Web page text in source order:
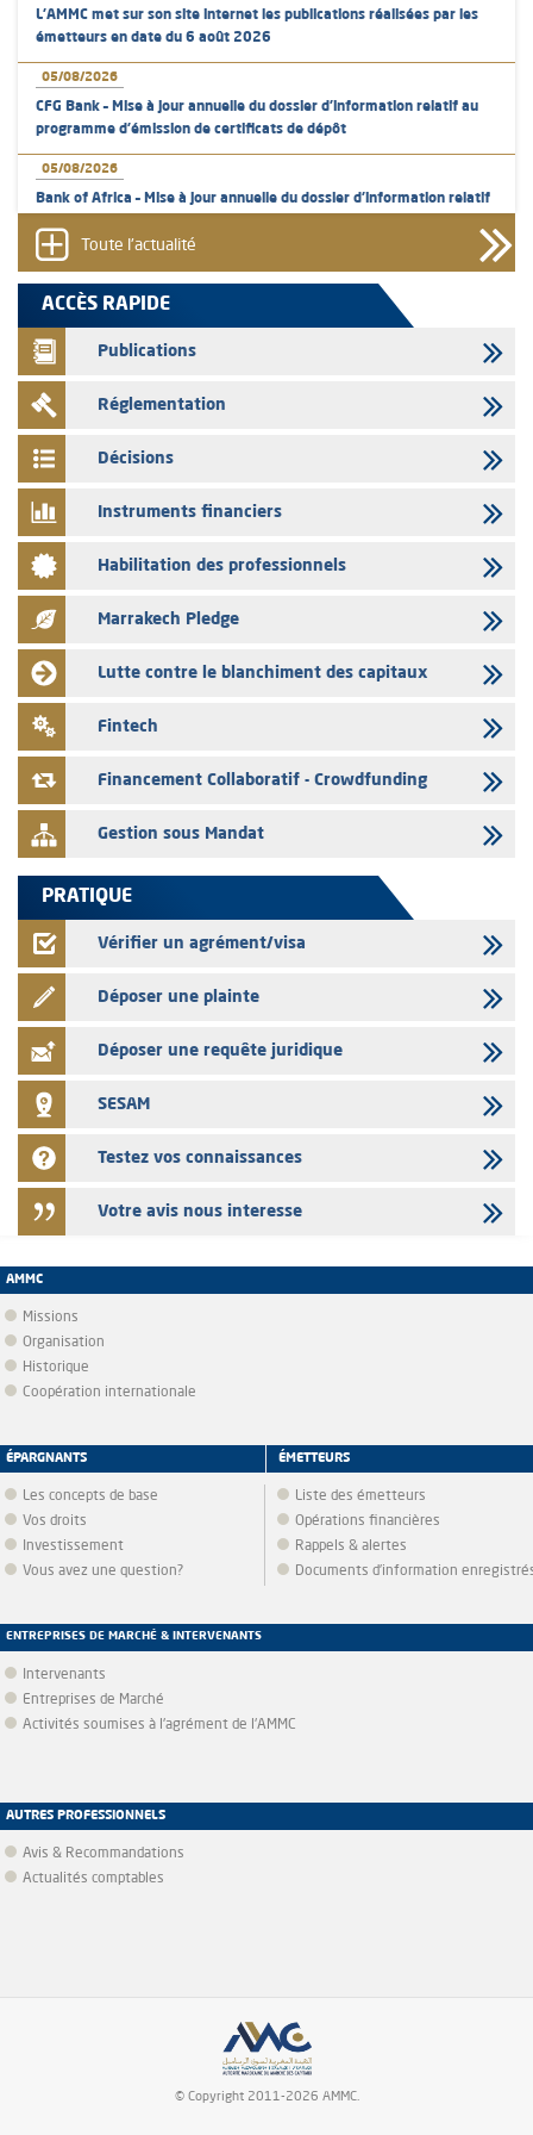
L’AMMC met sur son site internet les publications réalisées par les
émetteurs en date du 6 août 2026
05/08/2026
CFG Bank – Mise à jour annuelle du dossier d’information relatif au
programme d'émission de certificats de dépôt
05/08/2026
Bank of Africa – Mise à jour annuelle du dossier d’information relatif
05/08/2026
L’AMMC met sur son site internet les publications réalisées par les
émetteurs en date du 5 août 2026
04/08/2026
L’AMMC met sur son site internet les publications réalisées par les
émetteurs en date du 4 août 2026
Saham Bank – Mise à jour annuelle du dossier d’information relatif au
03/08/2026
L’AMMC met sur son site internet les publications réalisées par les
émetteurs en date du 3 août 2026
03/08/2026
Liste des agréments et visas d'OPCVM accordés par l'AMMC pour le
mois de juillet 2026
03/08/2026
L' AMMC publie les indicateurs mensuels du marché des capitaux pour
le mois de Juin 2026
Toute l'actualité
ACCÈS RAPIDE
Publications
Réglementation
Décisions
Instruments financiers
Habilitation des professionnels
Marrakech Pledge
Lutte contre le blanchiment des capitaux
Fintech
Financement Collaboratif - Crowdfunding
Gestion sous Mandat
PRATIQUE
Vérifier un agrément/visa
Déposer une plainte
Déposer une requête juridique
SESAM
Testez vos connaissances
Votre avis nous interesse
AMMC
Missions
Organisation
Historique
Coopération internationale
ÉPARGNANTS
Les concepts de base
Vos droits
Investissement
Vous avez une question?
ÉMETTEURS
Liste des émetteurs
Opérations financières
Rappels & alertes
Documents d’information
ENTREPRISES DE MARCHÉ & INTERVENANTS
Intervenants
Entreprises de Marché
Activités soumises à l'agrément de l'AMMC
AUTRES PROFESSIONNELS
Avis & Recommandations
Actualités comptables
© Copyright 2011-2026 AMMC.